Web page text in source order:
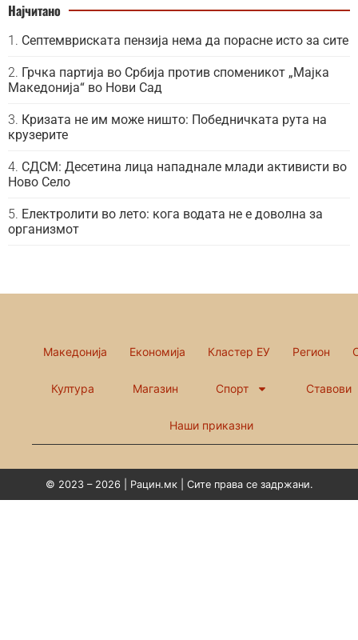
Најчитано
Септемвриската пензија нема да порасне исто за сите
Грчка партија во Србија против споменикот „Мајка
Македонија“ во Нови Сад
Кризата не им може ништо: Победничката рута на
крузерите
СДСМ: Десетина лица нападнале млади активисти во
Ново Село
Електролити во лето: кога водата не е доволна за
организмот
Македонија Економија Кластер ЕУ Регион
Култура Магазин Спорт Ставови
Наши приказни
© 2023 – 2026 | Рацин.мк | Сите права се задржани.